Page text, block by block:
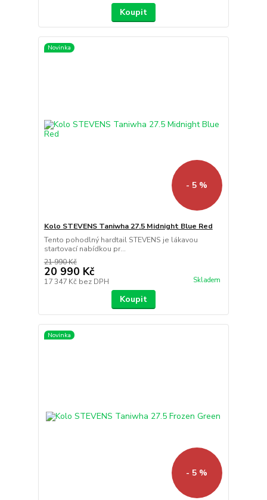
Koupit
Novinka
- 5 %
Kolo STEVENS Taniwha 27.5 Midnight Blue Red
Tento pohodlný hardtail STEVENS je lákavou
startovací nabídkou pr...
21 990 Kč
20 990 Kč
17 347 Kč bez DPH Skladem
Koupit
Novinka
- 5 %